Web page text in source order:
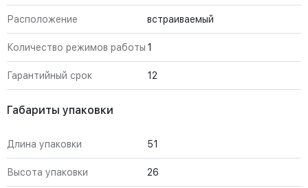
Расположение встраиваемый
Количество режимов работы 1
Гарантийный срок 12
Габариты упаковки
Длина упаковки 51
Высота упаковки 26